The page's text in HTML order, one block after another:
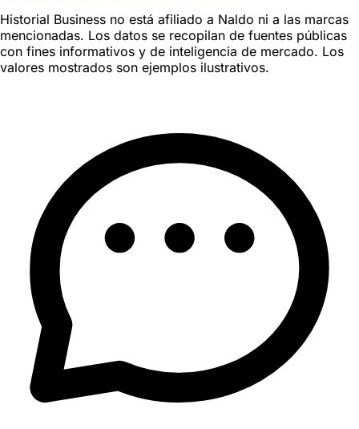
Historial Business no está afiliado a Naldo ni a las marcas
mencionadas. Los datos se recopilan de fuentes públicas
con fines informativos y de inteligencia de mercado. Los
valores mostrados son ejemplos ilustrativos.